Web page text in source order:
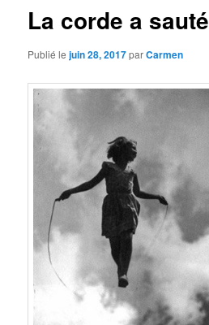
La corde a sauté
Publié lejuin 28, 2017parCarmen